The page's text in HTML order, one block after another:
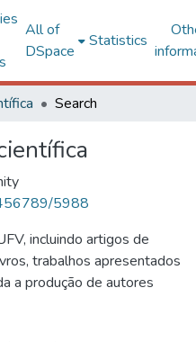
All of
DSpace
Statistics
Search
5988
incluindo artigos de
trabalhos apresentados
a produção de autores